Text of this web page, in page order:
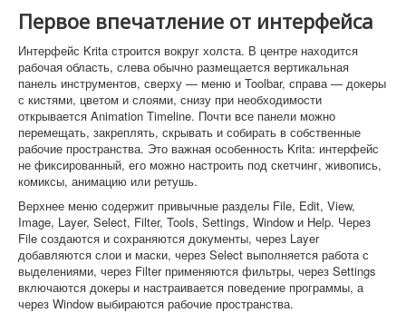
Первое впечатление от интерфейса
Интерфейс Krita строится вокруг холста. В центре находится
рабочая область, слева обычно размещается вертикальная
панель инструментов, сверху — меню и Toolbar, справа — докеры
с кистями, цветом и слоями, снизу при необходимости
открывается Animation Timeline. Почти все панели можно
перемещать, закреплять, скрывать и собирать в собственные
рабочие пространства. Это важная особенность Krita: интерфейс
не фиксированный, его можно настроить под скетчинг, живопись,
комиксы, анимацию или ретушь.
Верхнее меню содержит привычные разделы File, Edit, View,
Image, Layer, Select, Filter, Tools, Settings, Window и Help. Через
File создаются и сохраняются документы, через Layer
добавляются слои и маски, через Select выполняется работа с
выделениями, через Filter применяются фильтры, через Settings
включаются докеры и настраивается поведение программы, а
через Window выбираются рабочие пространства.